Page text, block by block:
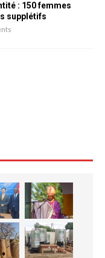
: 150 femmes
supplétifs